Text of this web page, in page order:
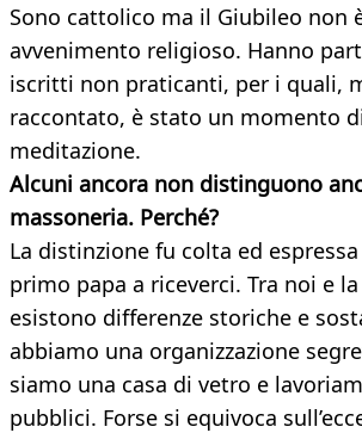
Sono cattolico ma il Giubileo non
avvenimento religioso. Hanno
iscritti non praticanti, per i quali,
raccontato, è stato un momento
meditazione.
Alcuni ancora non distinguono
massoneria. Perché?
La distinzione fu colta ed
primo papa a riceverci. Tra noi e
esistono differenze storiche e
abbiamo una organizzazione
siamo una casa di vetro e
pubblici. Forse si equivoca